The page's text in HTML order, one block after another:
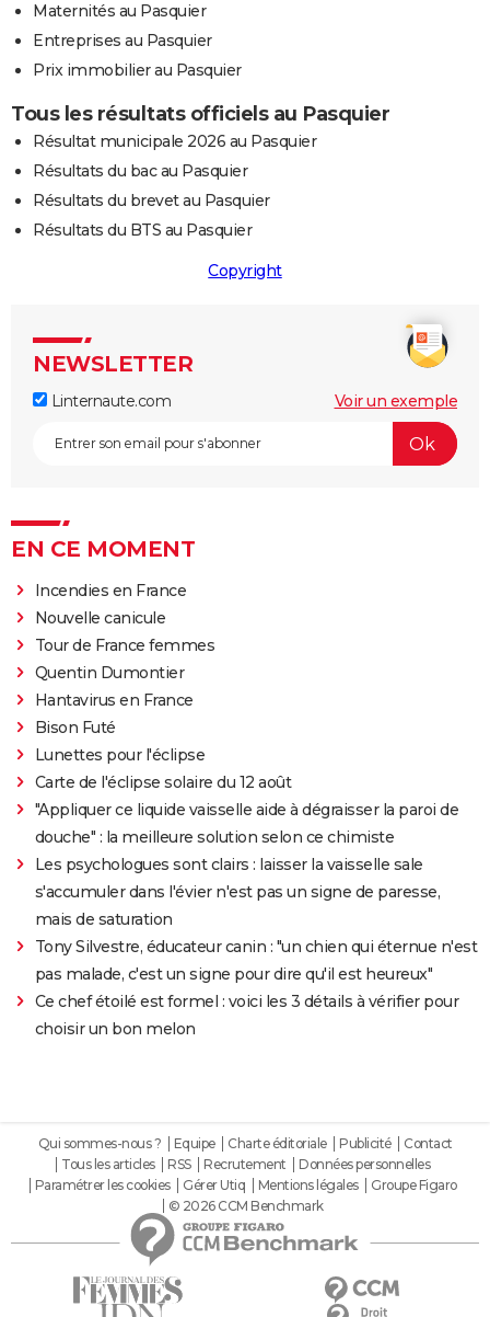
Maternités au Pasquier
Entreprises au Pasquier
Prix immobilier au Pasquier
Tous les résultats officiels au Pasquier
Résultat municipale 2026 au Pasquier
Résultats du bac au Pasquier
Résultats du brevet au Pasquier
Résultats du BTS au Pasquier
Copyright
NEWSLETTER
Linternaute.com Voir un exemple
EN CE MOMENT
Incendies en France
Nouvelle canicule
Tour de France femmes
Quentin Dumontier
Hantavirus en France
Bison Futé
Lunettes pour l'éclipse
Carte de l'éclipse solaire du 12 août
"Appliquer ce liquide vaisselle aide à dégraisser la paroi de
douche" : la meilleure solution selon ce chimiste
Les psychologues sont clairs : laisser la vaisselle sale
s'accumuler dans l'évier n'est pas un signe de paresse,
mais de saturation
Tony Silvestre, éducateur canin : "un chien qui éternue n'est
pas malade, c'est un signe pour dire qu'il est heureux"
Ce chef étoilé est formel : voici les 3 détails à vérifier pour
choisir un bon melon
Qui sommes-nous ? Equipe Charte éditoriale Publicité
Contact
Tous les articles
RSS Recrutement
Données personnelles
Paramétrer les cookies
Gérer Utiq Mentions légales
Groupe Figaro
© 2026 CCM Benchmark